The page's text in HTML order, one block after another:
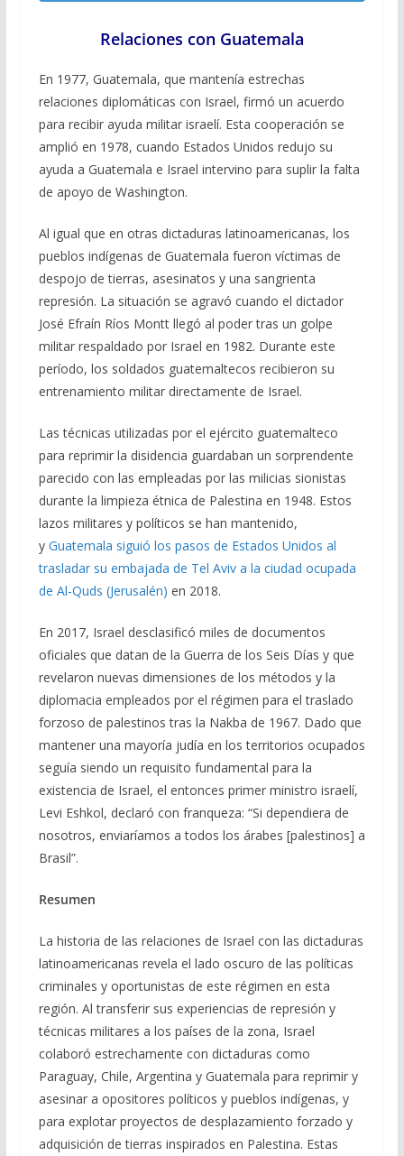
Relaciones con Guatemala
En 1977, Guatemala, que mantenía estrechas
relaciones diplomáticas con Israel, firmó un acuerdo
para recibir ayuda militar israelí. Esta cooperación se
amplió en 1978, cuando Estados Unidos redujo su
ayuda a Guatemala e Israel intervino para suplir la falta
de apoyo de Washington.
Al igual que en otras dictaduras latinoamericanas, los
pueblos indígenas de Guatemala fueron víctimas de
despojo de tierras, asesinatos y una sangrienta
represión. La situación se agravó cuando el dictador
José Efraín Ríos Montt llegó al poder tras un golpe
militar respaldado por Israel en 1982. Durante este
período, los soldados guatemaltecos recibieron su
entrenamiento militar directamente de Israel.
Las técnicas utilizadas por el ejército guatemalteco
para reprimir la disidencia guardaban un sorprendente
parecido con las empleadas por las milicias sionistas
durante la limpieza étnica de Palestina en 1948. Estos
lazos militares y políticos se han mantenido,
y Guatemala siguió los pasos de Estados Unidos al
trasladar su embajada de Tel Aviv a la ciudad ocupada
de Al-Quds (Jerusalén) en 2018.
En 2017, Israel desclasificó miles de documentos
oficiales que datan de la Guerra de los Seis Días y que
revelaron nuevas dimensiones de los métodos y la
diplomacia empleados por el régimen para el traslado
forzoso de palestinos tras la Nakba de 1967. Dado que
mantener una mayoría judía en los territorios ocupados
seguía siendo un requisito fundamental para la
existencia de Israel, el entonces primer ministro israelí,
Levi Eshkol, declaró con franqueza: “Si dependiera de
nosotros, enviaríamos a todos los árabes [palestinos] a
Brasil”.
Resumen
La historia de las relaciones de Israel con las dictaduras
latinoamericanas revela el lado oscuro de las políticas
criminales y oportunistas de este régimen en esta
región. Al transferir sus experiencias de represión y
técnicas militares a los países de la zona, Israel
colaboró ​​estrechamente con dictaduras como
Paraguay, Chile, Argentina y Guatemala para reprimir y
asesinar a opositores políticos y pueblos indígenas, y
para explotar proyectos de desplazamiento forzado y
adquisición de tierras inspirados en Palestina. Estas